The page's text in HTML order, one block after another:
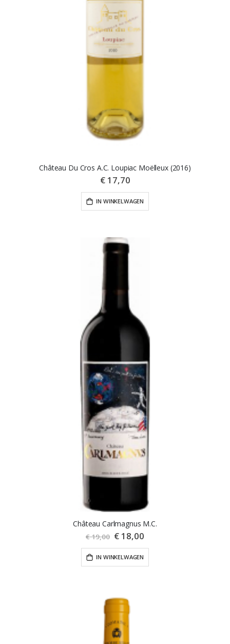
Château Du Cros A.C. Loupiac Moëlleux (2016)
€ 17,70
IN WINKELWAGEN
Château Carlmagnus M.C.
€ 19,00 Special
Price
€ 18,00
IN WINKELWAGEN